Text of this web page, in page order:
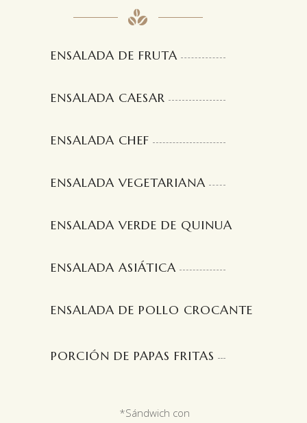
ENSALADA DE FRUTA
ENSALADA CAESAR
ENSALADA CHEF
ENSALADA VEGETARIANA
ENSALADA VERDE DE QUINUA
ENSALADA ASIÁTICA
ENSALADA DE POLLO CROCANTE
PORCIÓN DE PAPAS FRITAS
*Sándwich con